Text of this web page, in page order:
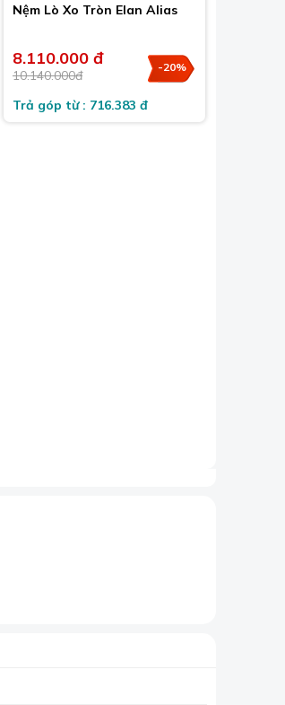
Nệm Lò Xo Tròn Elan Alias
8.110.000 đ
10.140.000đ
-20%
Trả góp từ : 716.383 đ